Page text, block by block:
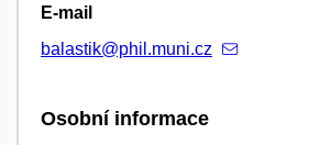
E-mail
balastik@phil.muni.cz
Osobní informace